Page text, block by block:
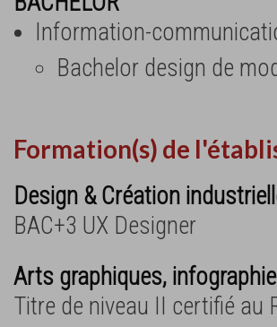
Information-
Bachelor design de
Formation(s) de
Design & Création
BAC+3 UX Designer
Arts graphiques,
Titre de niveau II certifié au